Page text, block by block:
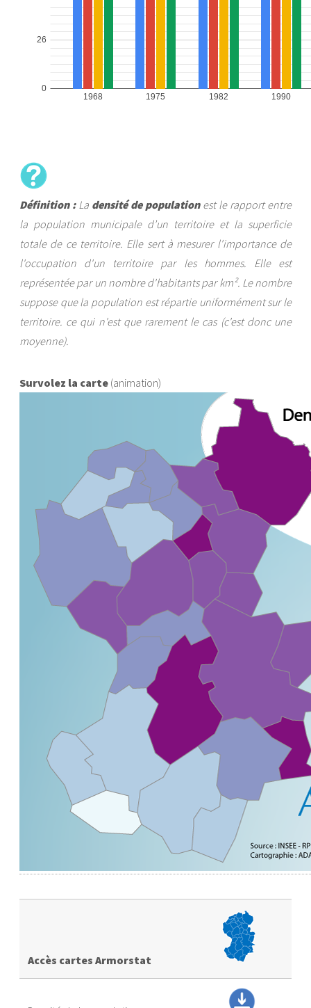
Définition : La densité de populationest le rapport entre
la population municipale d’un territoire et la superficie
totale de ce territoire. Elle sert à mesurer l'importance de
l'occupation d'un territoire par les hommes. Elle est
représentée par un nombre d'habitants par km². Le nombre
suppose que la population est répartie uniformément sur le
territoire. ce qui n'est que rarement le cas (c'est donc une
moyenne).
Survolez la carte (animation)
Accès cartes Armorstat